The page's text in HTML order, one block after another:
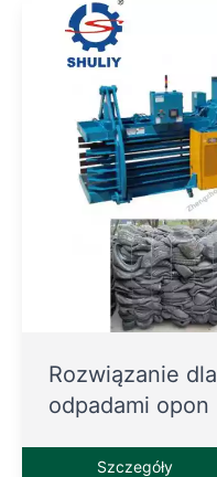
Rozwiązanie
odpadami opon
Szczegóły